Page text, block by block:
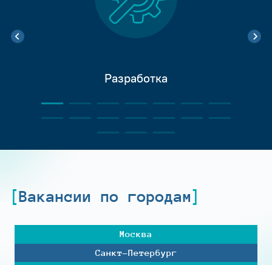
Разработка
Вакансии по городам
Москва
Санкт-Петербург